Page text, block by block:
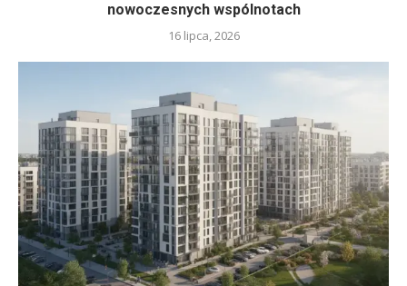
nowoczesnych wspólnotach
16 lipca, 2026